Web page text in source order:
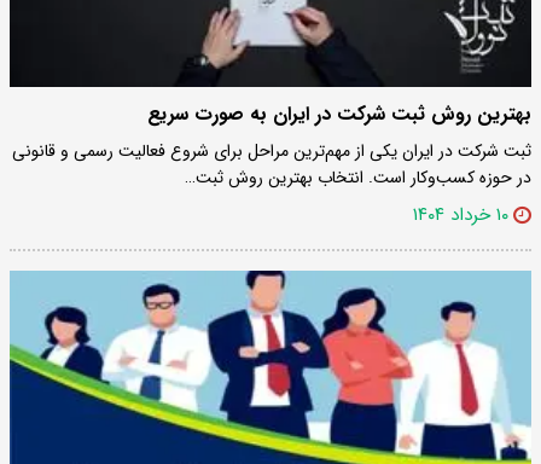
بهترین روش ثبت شرکت در ایران به صورت سریع
ثبت شرکت در ایران یکی از مهم‌ترین مراحل برای شروع فعالیت رسمی و قانونی
در حوزه کسب‌وکار است. انتخاب بهترین روش ثبت…
۱۰ خرداد ۱۴۰۴